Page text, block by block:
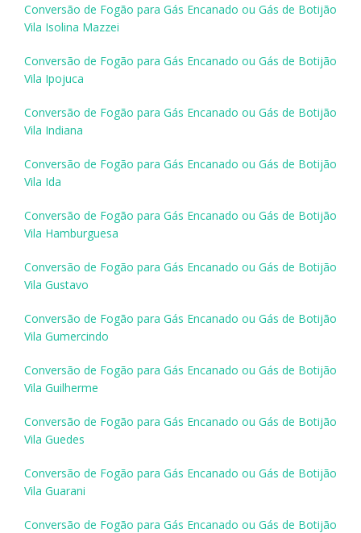
Conversão de Fogão para Gás Encanado ou Gás de Botijão
Vila Isolina Mazzei
Conversão de Fogão para Gás Encanado ou Gás de Botijão
Vila Ipojuca
Conversão de Fogão para Gás Encanado ou Gás de Botijão
Vila Indiana
Conversão de Fogão para Gás Encanado ou Gás de Botijão
Vila Ida
Conversão de Fogão para Gás Encanado ou Gás de Botijão
Vila Hamburguesa
Conversão de Fogão para Gás Encanado ou Gás de Botijão
Vila Gustavo
Conversão de Fogão para Gás Encanado ou Gás de Botijão
Vila Gumercindo
Conversão de Fogão para Gás Encanado ou Gás de Botijão
Vila Guilherme
Conversão de Fogão para Gás Encanado ou Gás de Botijão
Vila Guedes
Conversão de Fogão para Gás Encanado ou Gás de Botijão
Vila Guarani
Conversão de Fogão para Gás Encanado ou Gás de Botijão